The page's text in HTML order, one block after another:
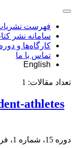
فهرست
سامانه نشر
کارگاه‌ها و
تماس با ما
English
تعداد مقالات: 1
athletes
دوره 15، شماره 1، فروردین 2023، صفحه